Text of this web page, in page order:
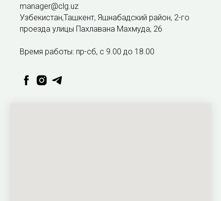
manager@clg.uz
Узбекистан,Ташкент, Яшнабадский район, 2-го
проезда улицы Пахлавана Махмуда, 26
Время работы: пр-сб, с 9.00 до 18.00